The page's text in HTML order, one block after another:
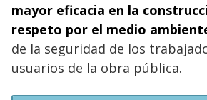
mayor eficacia en la
respeto por el medio
de la seguridad de los
usuarios de la obra pública.